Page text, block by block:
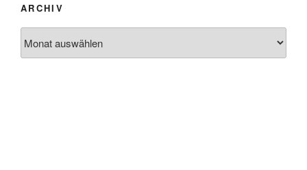
ARCHIV